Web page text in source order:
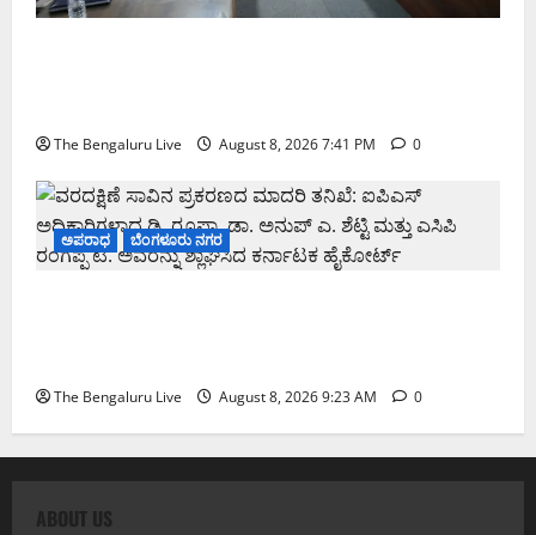
The Bengaluru Live August 8, 2026 7:41 PM 0
ಅಪರಾಧ ಬೆಂಗಳೂರು ನಗರ
The Bengaluru Live August 8, 2026 9:23 AM 0
ABOUT US